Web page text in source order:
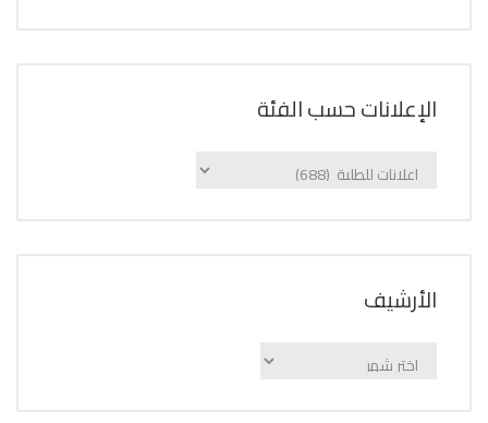
الإعلانات حسب الفئة
الإعلانات
اﻷرشيف
اﻷرشيف